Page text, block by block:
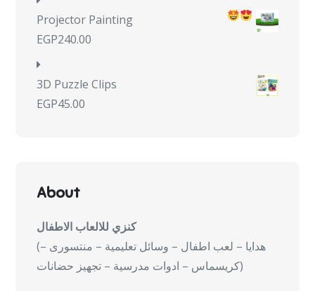
Projector Painting
EGP240.00
3D Puzzle Clips
EGP45.00
About
كنزي للالعاب الاطفال
(هدايا – لعب اطفال – وسائل تعليمية – منتسورى –
كريسماس – ادوات مدرسية – تجهيز حضانات)